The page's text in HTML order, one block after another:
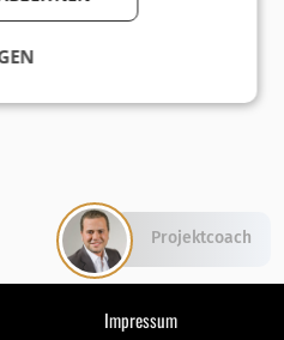
Impressum
Projektcoach